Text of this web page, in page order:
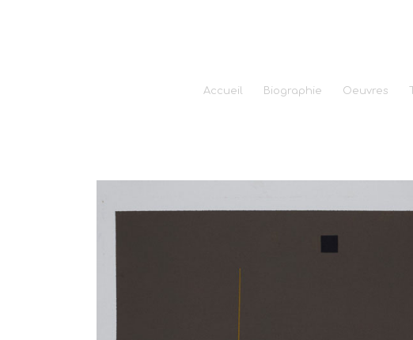
Accueil Biographie Oeuvres